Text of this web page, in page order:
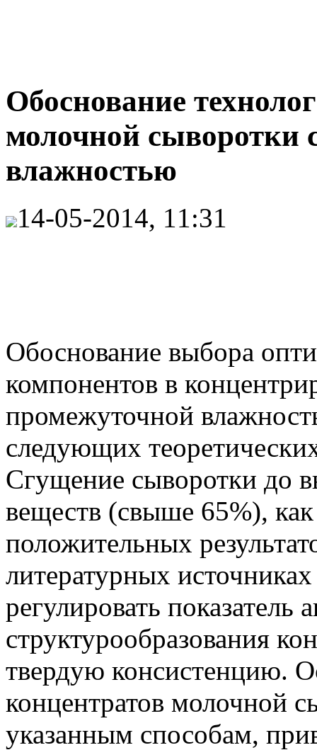
Обоснование
молочной сыворотки
влажностью
14-05-2014, 11:31
Обоснование выбора
компонентов в
промежуточной
следующих
Сгущение сыворотки до
веществ (свыше 65%), как
положительных
литературных
регулировать показатель
структурообразования
твердую консистенцию.
концентратов молочной
указанным способам,